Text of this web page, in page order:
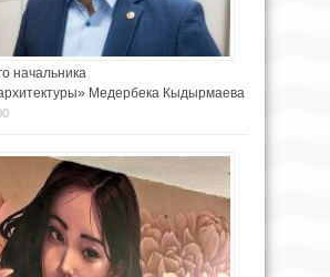
начальника
Медербека Кыдырмаева